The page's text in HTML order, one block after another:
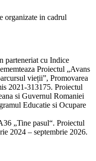
organizate in cadrul
parteneriat cu Indice
Proiectul „Avans
vieții”, Promovarea
2021-313175. Proiectul
si Guvernul Romaniei
Educatie si Ocupare
„Tine pasul“. Proiectul
2024 – septembrie 2026.